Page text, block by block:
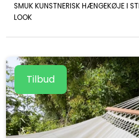
SMUK KUNSTNERISK HÆNGEKØJE I
LOOK
Tilbud